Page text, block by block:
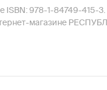
ISBN: 978-1-84749-
магазине